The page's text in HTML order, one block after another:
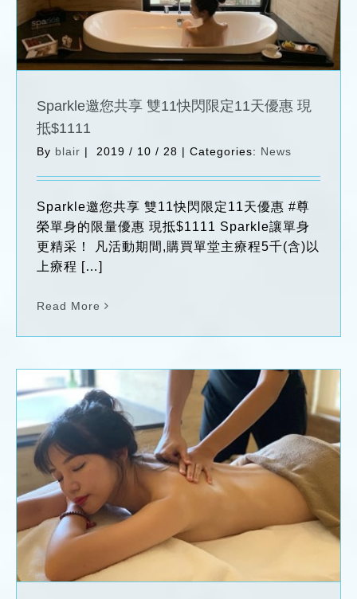
Sparkle邀您共享 雙11快閃限定11天優惠 現
抵$1111
By blair | 2019 / 10 / 28 | Categories: News
Sparkle邀您共享 雙11快閃限定11天優惠 #尊
榮單身的限量優惠 現抵$1111 Sparkle讓單身
更精采！ 凡活動期間,購買單堂主療程5千(含)以
上療程 […]
Read More
陰陽太極-東方能量運轉 療心系按摩 / 360太
極式∞手技掌推深揉
News